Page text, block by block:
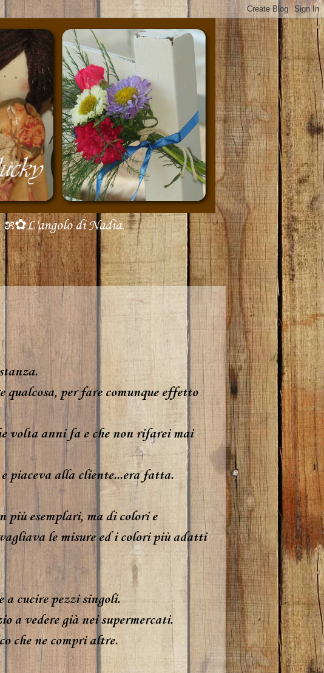
೫✿L'angolo di Nadia.
qualcosa, per fare comunque effetto
volta anni fa e che non rifarei mai
piaceva alla cliente...era fatta.
più esemplari, ma di colori e
le misure ed i colori più adatti
a cucire pezzi singoli.
a vedere già nei supermercati.
che ne compri altre.